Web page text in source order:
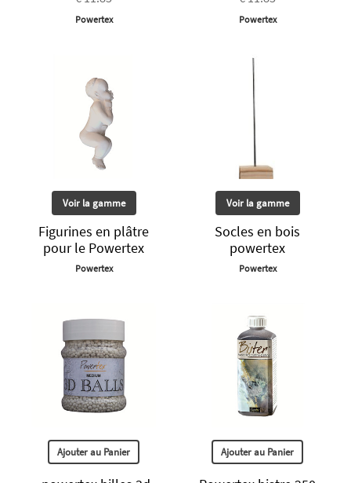
Powertex Powertex
Voir la gamme
Figurines en plâtre
pour le Powertex
Powertex
Voir la gamme
Socles en bois
powertex
Powertex
Ajouter au Panier Ajouter au Panier